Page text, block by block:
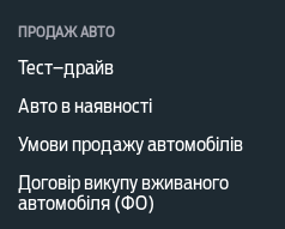
ПРОДАЖ АВТО
Тест–драйв
Авто в наявності
Умови продажу автомобілів
Договір викупу вживаного
автомобіля (ФО)